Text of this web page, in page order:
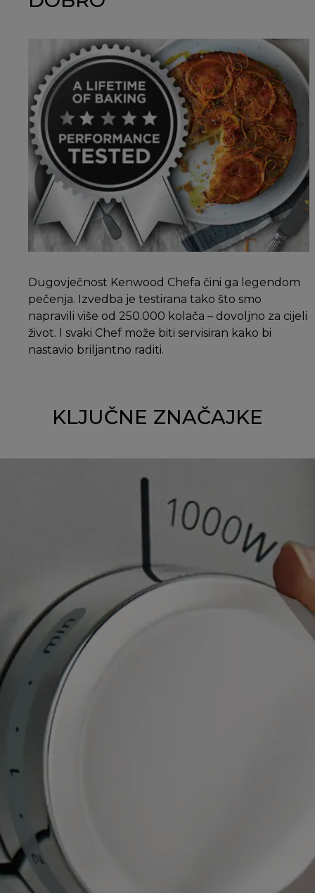
Dugovječnost Kenwood Chefa čini ga legendom
pečenja. Izvedba je testirana tako što smo
napravili više od 250.000 kolača – dovoljno za cijeli
život. I svaki Chef može biti servisiran kako bi
nastavio briljantno raditi.
KLJUČNE ZNAČAJKE